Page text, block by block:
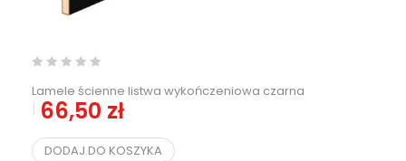
Lamele ścienne listwa wykończeniowa czarna
66,50 zł
DODAJ DO KOSZYKA